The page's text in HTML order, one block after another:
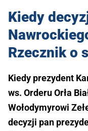
Kiedy
Rzecznik o
Kiedy prezydent
ws. Orderu Orła
Wołodymyrowi
decyzji pan